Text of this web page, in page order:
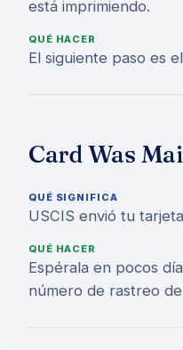
está imprimiendo.
QUÉ HACER
El siguiente paso es
Card Was
QUÉ SIGNIFICA
USCIS envió tu
QUÉ HACER
Espérala en pocos
número de rastreo de